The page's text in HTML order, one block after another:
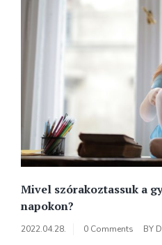
Mivel szórakoztassuk a
napokon?
2022.04.28. 0 Comments BY